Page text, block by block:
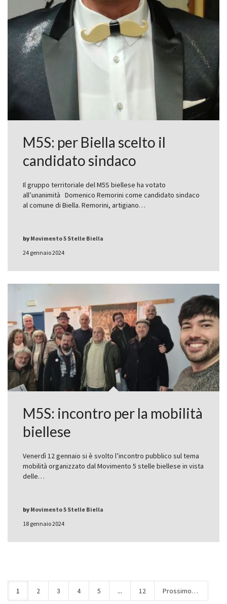
M5S: per Biella scelto il
candidato sindaco
Il gruppo territoriale del M5S biellese ha votato
all’unanimità Domenico Remorini come candidato sindaco
al comune di Biella. Remorini, artigiano…
24 gennaio 2024
by Movimento 5 Stelle Biella
M5S: incontro per la mobilità
biellese
Venerdì 12 gennaio si è svolto l’incontro pubblico sul tema
mobilità organizzato dal Movimento 5 stelle biellese in vista
delle…
18 gennaio 2024
by Movimento 5 Stelle Biella
1 2 3 4 5 ... 12 Prossimo